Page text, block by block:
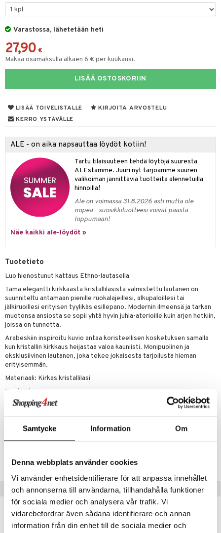
Samtycke Information Om
Denna webbplats använder cookies
Vi använder enhetsidentifierare för att anpassa innehållet
och annonserna till användarna, tillhandahålla funktioner
för sociala medier och analysera vår trafik. Vi
vidarebefordrar även sådana identifierare och annan
information från din enhet till de sociala medier och
Varastossa, lähetetään heti
27,90 €
Maksa osamaksulla alkaen 6 € per kuukausi.
LISÄÄ OSTOSKORIIN
LISÄÄ TOIVELISTALLE
KIRJOITA ARVOSTELU
KERRO YSTÄVÄLLE
ALE - on aika napsauttaa löydöt kotiin!
Tartu tilaisuuteen tehdä löytöjä suuresta
ALEstamme. Juuri nyt tarjoamme suuren
valikoiman jännittäviä tuotteita alennetuilla
hinnoilla!
Ale on voimassa 31.8.2026 asti mutta ole
nopea - suosikkituotteesi voivat päästä
loppumaan!
Näe kaikki ale-löydöt »
Tuotetieto
Luo hienostunut kattaus Ethno-lautasella
Tämä elegantti kirkkaasta kristallilasista valmistettu lautanen on
suunniteltu antamaan pienille ruokalajeillesi, alkupaloillesi tai
jälkiruoillesi erityisen tyylikäs esillepano. Modernin ilmeensä ja tarkan
muotonsa ansiosta se sopii yhtä hyvin juhla-aterioille kuin arjen hetkiin,
joissa on tunnetta.
Arabeskiin inspiroitu kuvio antaa koristeellisen kosketuksen samalla
kun kristallin kirkkaus heijastaa valoa kauniisti. Monipuolinen ja
eksklusiivinen lautanen, joka tekee jokaisesta tarjoilusta hieman
erityisemmän.
Materiaali: Kirkas kristallilasi
Kestää konepesun
Design: Moderni arabeski
IUA03-2-XX
Suositut tuotteet
-39%
Siivous
Leivontavuoat
sisustus
tarvikkeita
tekstiilit
koristelu
säilytys
tekstiilit
& Koukut
& Korit
Art
& Hyllyt
& Koukut
& Korit
tekstiilit
tekstiilit
& Tyynyliinat
& Peitot
ruokinta
& Lyhdyt
& vastauksia